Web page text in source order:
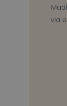
via